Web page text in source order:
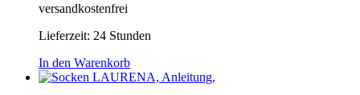
versandkostenfrei
Lieferzeit: 24 Stunden
In den Warenkorb